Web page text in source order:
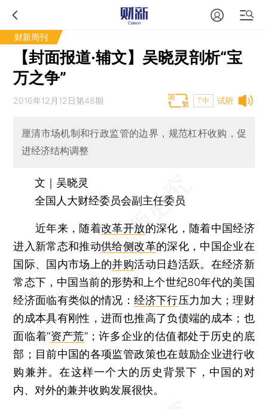
财新周刊
【封面报道·辅文】吴晓灵剖析“宝
万之争”
试听
2016年12月12日第48期 T中
厘清市场机制和行政监管的边界，规范杠杆收购，促
进经济结构调整
文｜吴晓灵
全国人大财经委员会副主任委员
近年来，随着改革开放的深化，随着中国经济
进入新常态和推动供给侧改革的深化，中国企业在
国际、国内市场上的并购活动日趋活跃。在经济新
常态下，中国当前的形势和上个世纪80年代的美国
经济面临有类似的情况：经济下行压力加大；理财
的成本具有刚性，进而也推高了负债端的成本；也
面临着“资产荒”；许多企业的估值都处于历史的底
部；目前中国的各项监管政策也在鼓励企业进行收
购兼并。在这样一个大的历史背景下，中国的对
内、对外的兼并收购发展很快。